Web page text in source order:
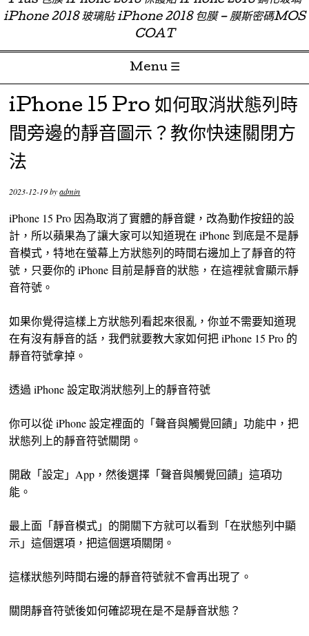
iPhone 2018 玻璃貼 iPhone 2018 包膜 – 膜斯密碼MOS
COAT
Menu ☰
Skip to content
iPhone 15 Pro 如何取消狀態列時
間旁邊的靜音圖示？教你快速關閉方
法
2023-12-19byadmin
iPhone 15 Pro 因為取消了實體的靜音鍵，改為動作按鈕的設
計，所以蘋果為了讓大家可以知道現在 iPhone 到底是不是靜
音模式，特地在螢幕上方狀態列的時間右邊加上了靜音的符
號，只要你的 iPhone 目前是靜音的狀態，在這裡就會顯示靜
音符號。
如果你覺得這樣上方狀態列看起來很亂，你並不需要知道現
在有沒有靜音的話，我們就要教大家如何把 iPhone 15 Pro 的
靜音符號拿掉。
透過 iPhone 設定取消狀態列上的靜音符號
你可以從 iPhone 設定裡面的「聲音與觸覺回饋」功能中，把
狀態列上的靜音符號關閉。
開啟「設定」App，然後選擇「聲音與觸覺回饋」這項功
能。
最上面「靜音模式」的開關下方就可以看到「在狀態列中顯
示」這個選項，把這個選項關閉。
這樣狀態列時間右邊的靜音符號就不會再出現了。
關閉靜音符號後如何確認現在是不是靜音狀態？